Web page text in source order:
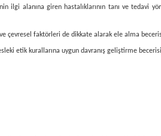
ilgi alanına giren hastalıklarının tanı ve tedavi
ve çevresel faktörleri de dikkate alarak ele alma
etik kurallarına uygun davranış geliştirme